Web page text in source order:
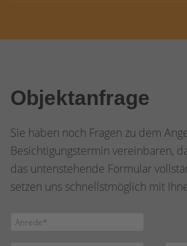
Objektanfrage
Sie haben noch Fragen zu dem
Besichtigungstermin vereinbaren,
das untenstehende Formular
setzen uns schnellstmöglich mit